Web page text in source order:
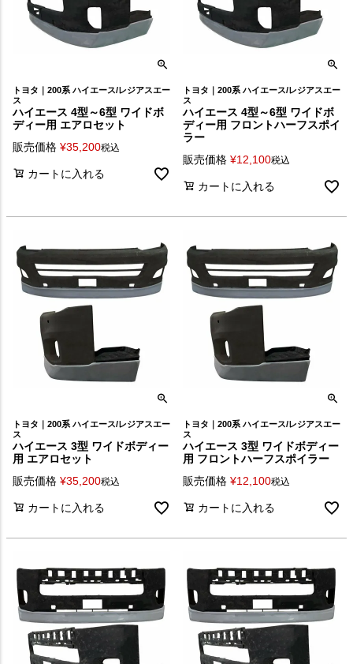
トヨタ｜200系 ハイエース/レジアスエー
ス
ハイエース 4型～6型 ワイドボ
ディー用 エアロセット
販売価格 ¥35,200税込
カートに入れる
トヨタ｜200系 ハイエース/レジアスエー
ス
ハイエース 4型～6型 ワイドボ
ディー用 フロントハーフスポイ
ラー
販売価格 ¥12,100税込
カートに入れる
トヨタ｜200系 ハイエース/レジアスエー
ス
ハイエース 3型 ワイドボディー
用 エアロセット
販売価格 ¥35,200税込
カートに入れる
トヨタ｜200系 ハイエース/レジアスエー
ス
ハイエース 3型 ワイドボディー
用 フロントハーフスポイラー
販売価格 ¥12,100税込
カートに入れる